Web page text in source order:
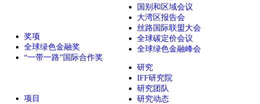
奖项
全球绿色金融奖
“一带一路”国际合作奖
项目
国别和区域会议
大湾区报告会
丝路国际联盟大会
全球碳定价会议
全球绿色金融峰会
研究
IFF研究院
研究团队
研究动态